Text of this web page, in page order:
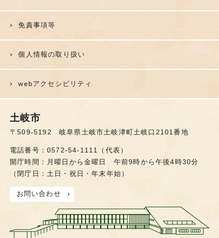
免責事項等
個人情報の取り扱い
webアクセシビリティ
土岐市
〒509-5192 岐阜県土岐市土岐津町土岐口2101番地
電話番号：0572-54-1111（代表）
開庁時間：月曜日から金曜日 午前9時から午後4時30分
（閉庁日：土日・祝日・年末年始）
お問い合わせ